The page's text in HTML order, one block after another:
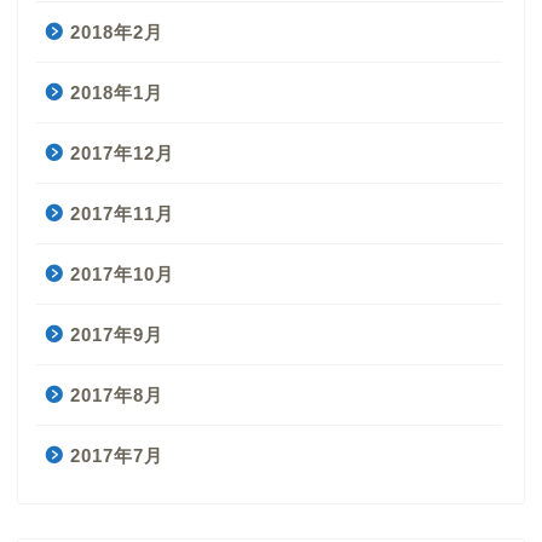
2018年2月
2018年1月
2017年12月
2017年11月
2017年10月
2017年9月
2017年8月
2017年7月